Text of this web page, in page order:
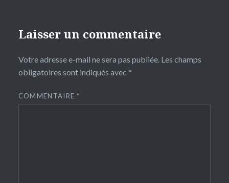
Laisser un commentaire
Votre adresse e-mail ne sera pas publiée. Les champs
obligatoires sont indiqués avec *
COMMENTAIRE*